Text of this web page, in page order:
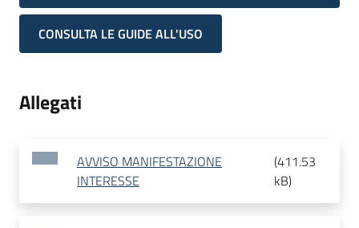
CONSULTA LE GUIDE ALL'USO
Allegati
AVVISO MANIFESTAZIONE
INTERESSE
(411.53
kB)